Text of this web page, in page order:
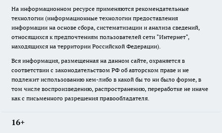
На информационном ресурсе применяются рекомендательные
технологии (информационные технологии предоставления
информации на основе сбора, систематизации и анализа сведений,
относящихся к предпочтениям пользователей сети "Интернет",
находящихся на территории Российской Федерации).
Вся информация, размещенная на данном сайте, охраняется в
соответствии с законодательством РФ об авторском праве и не
подлежит использованию кем-либо в какой бы то ни было форме, в
том числе воспроизведению, распространению, переработке не иначе
как с письменного разрешения правообладателя.
16+